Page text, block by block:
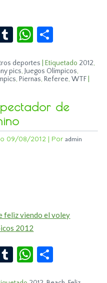
TumblrWhatsApp
deportes Etiquetado 2012,
pics, Juegos Olímpicos,
, Piernas, Referee,WTF
de
09/08/2012 | Por admin
TumblrWhatsApp